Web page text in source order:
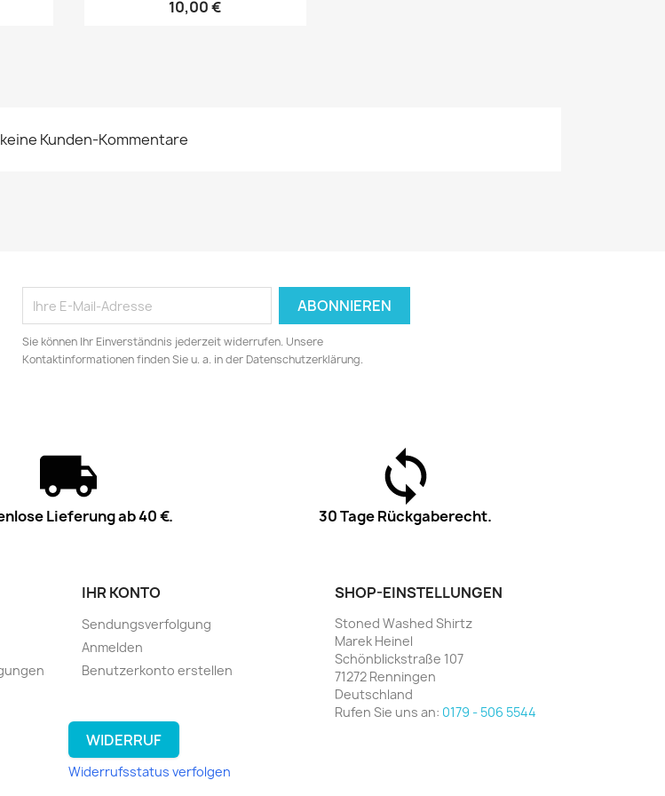
10,00 €
Kunden-Kommentare
Sie können Ihr Einverständnis jederzeit widerrufen. Unsere
Kontaktinformationen finden Sie u. a. in der Datenschutzerklärung.
Lieferung ab 40 €. 30 Tage Rückgaberecht.
IHR KONTO
Sendungsverfolgung
Anmelden
Benutzerkonto erstellen
SHOP-EINSTELLUNGEN
Stoned Washed Shirtz
Marek Heinel
Schönblickstraße 107
71272 Renningen
Deutschland
Rufen Sie uns an: 0179 - 506 5544
WIDERRUF
Widerrufsstatus verfolgen